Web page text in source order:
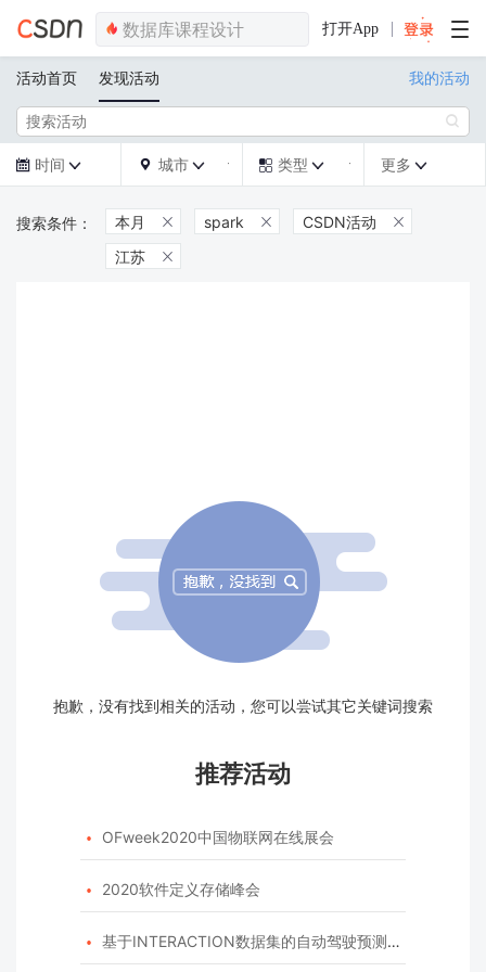
打开App
活动首页 发现活动 我的活动

 时间   城市   类型  更多 
本月  spark  CSDN活动 
江苏 
抱歉，没有找到相关的活动，您可以尝试其它关键词搜索
推荐活动
 OFweek2020中国物联网在线展会
 2020软件定义存储峰会
 基于INTERACTION数据集的自动驾驶预测模型挑战赛